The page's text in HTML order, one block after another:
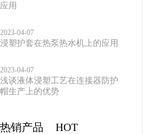
应用
2023-04-07
浸塑护套在热泵热水机上的应用
2023-04-07
浅谈液体浸塑工艺在连接器防护
帽生产上的优势
热销产品 HOT